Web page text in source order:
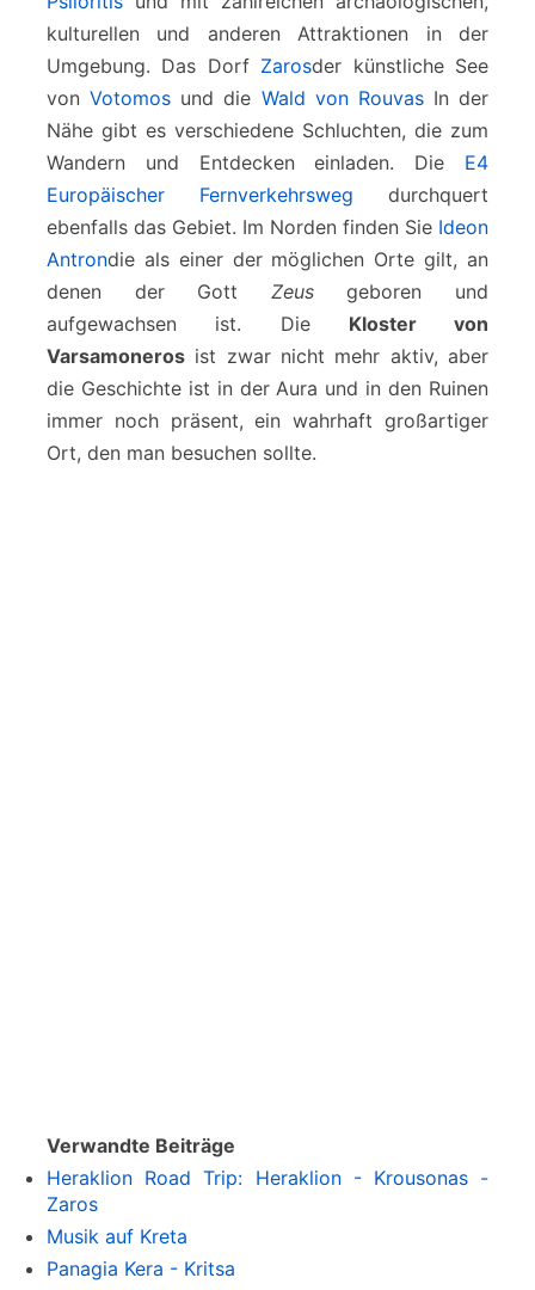
kulturellen und anderen Attraktionen in der
Umgebung. Das Dorf Zarosder künstliche See
vonVotomos und die Wald von RouvasIn der
Nähe gibt es verschiedene Schluchten, die zum
Wandern und Entdecken einladen. Die E4
Europäischer Fernverkehrsweg durchquert
ebenfalls das Gebiet. Im Norden finden Sie Ideon
Antrondie als einer der möglichen Orte gilt, an
denen der Gott Zeusgeboren und
aufgewachsen ist. Die Kloster von
Varsamoneros ist zwar nicht mehr aktiv, aber
die Geschichte ist in der Aura und in den Ruinen
immer noch präsent, ein wahrhaft großartiger
Ort, den man besuchen sollte.
Verwandte Beiträge
Heraklion Road Trip: Heraklion - Krousonas -
Zaros
Musik auf Kreta
Panagia Kera - Kritsa